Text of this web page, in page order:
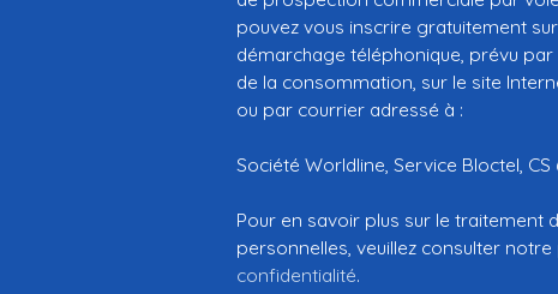
pouvez vous inscrire gratuitement
démarchage téléphonique, prévu par
de la consommation, sur le site
ou par courrier adressé à :
Société Worldline, Service Bloctel, CS
Pour en savoir plus sur le traitement
personnelles, veuillez consulter notre
confidentialité.